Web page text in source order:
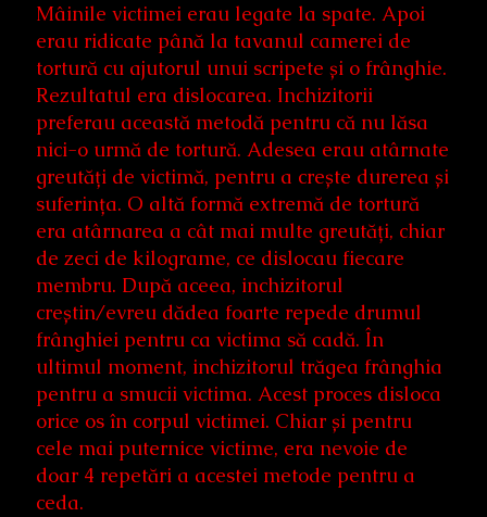
Mâinile victimei erau legate la spate. Apoi
erau ridicate până la tavanul camerei de
tortură cu ajutorul unui scripete și o frânghie.
Rezultatul era dislocarea. Inchizitorii
preferau această metodă pentru că nu lăsa
nici-o urmă de tortură. Adesea erau atârnate
greutăți de victimă, pentru a crește durerea și
suferința. O altă formă extremă de tortură
era atârnarea a cât mai multe greutăți, chiar
de zeci de kilograme, ce dislocau fiecare
membru. După aceea, inchizitorul
creștin/evreu dădea foarte repede drumul
frânghiei pentru ca victima să cadă. În
ultimul moment, inchizitorul trăgea frânghia
pentru a smucii victima. Acest proces disloca
orice os în corpul victimei. Chiar și pentru
cele mai puternice victime, era nevoie de
doar 4 repetări a acestei metode pentru a
ceda.